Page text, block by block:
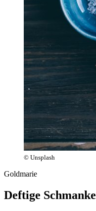
© Unsplash
Goldmarie
Deftige